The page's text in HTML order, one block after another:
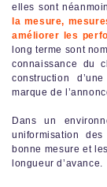
elles sont
la mesure,
améliorer les
long terme sont
connaissance du
construction
marque de
Dans un
uniformisation
bonne mesure et
longueur d’avance.